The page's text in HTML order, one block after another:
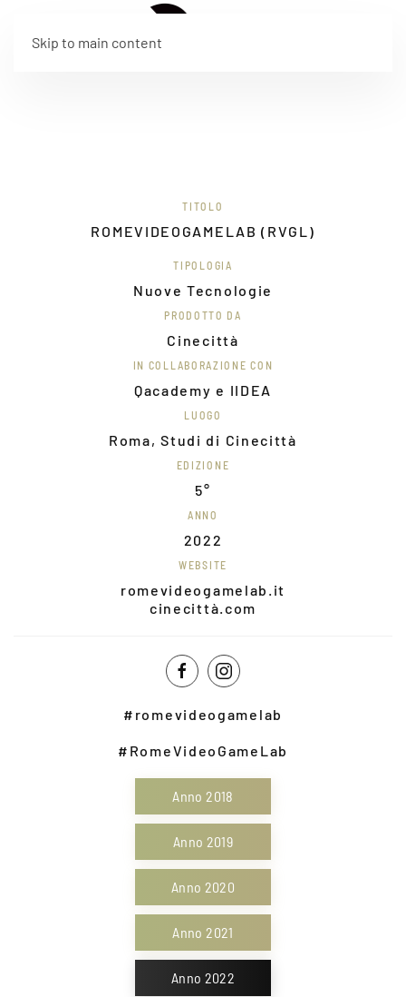
Skip to main content
TITOLO
ROMEVIDEOGAMELAB (RVGL)
TIPOLOGIA
Nuove Tecnologie
PRODOTTO DA
Cinecittà
IN COLLABORAZIONE CON
Qacademy e IIDEA
LUOGO
Roma, Studi di Cinecittà
EDIZIONE
5°
ANNO
2022
WEBSITE
romevideogamelab.it
cinecittà.com
#romevideogamelab
#RomeVideoGameLab
Anno 2018
Anno 2019
Anno 2020
Anno 2021
Anno 2022